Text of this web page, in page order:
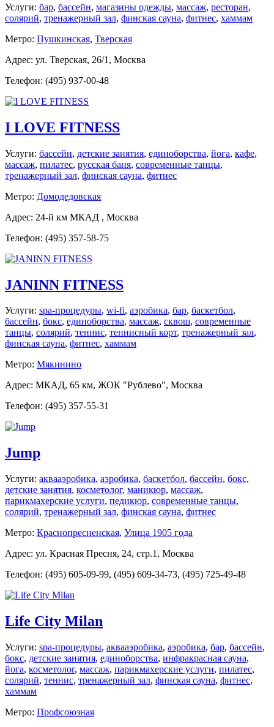
Услуги: бар, бассейн, магазины одежды, массаж, ресторан,
солярий, тренажерный зал, финская сауна, фитнес, хаммам
Метро: Пушкинская, Тверская
Адрес: ул. Тверская, 26/1, Москва
Телефон: (495) 937-00-48
I LOVE FITNESS
Услуги: бассейн, детские занятия, единоборства, йога, кафе,
массаж, пилатес, русская баня, современные танцы,
тренажерный зал, финская сауна, фитнес
Метро: Домодедовская
Адрес: 24-й км МКАД , Москва
Телефон: (495) 357-58-75
JANINN FITNESS
Услуги: spa-процедуры, wi-fi, аэробика, бар, баскетбол,
бассейн, бокс, единоборства, массаж, сквош, современные
танцы, солярий, теннис, теннисный корт, тренажерный зал,
финская сауна, фитнес, хаммам
Метро: Мякинино
Адрес: МКАД, 65 км, ЖОК "Рублево", Москва
Телефон: (495) 357-55-31
Jump
Услуги: аквааэробика, аэробика, баскетбол, бассейн, бокс,
детские занятия, косметолог, маникюр, массаж,
парикмахерские услуги, педикюр, современные танцы,
солярий, тренажерный зал, финская сауна, фитнес
Метро: Краснопресненская, Улица 1905 года
Адрес: ул. Красная Пресня, 24, стр.1, Москва
Телефон: (495) 605-09-99, (495) 609-34-73, (495) 725-49-48
Life City Milan
Услуги: spa-процедуры, аквааэробика, аэробика, бар, бассейн,
бокс, детские занятия, единоборства, инфракрасная сауна,
йога, косметолог, массаж, парикмахерские услуги, пилатес,
солярий, теннис, тренажерный зал, финская сауна, фитнес,
хаммам
Метро: Профсоюзная